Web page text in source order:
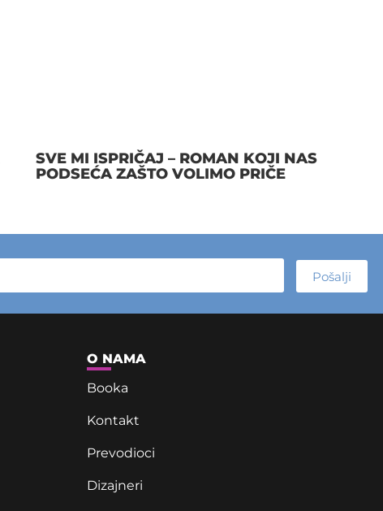
SVE MI ISPRIČAJ – ROMAN KOJI NAS
PODSEĆA ZAŠTO VOLIMO PRIČE
Pošalji
O NAMA
Booka
Kontakt
Prevodioci
Dizajneri